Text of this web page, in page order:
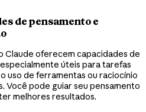
de pensamento e
Claude oferecem capacidades de
úteis para tarefas
uso de ferramentas ou raciocínio
Você pode guiar seu pensamento
melhores resultados.